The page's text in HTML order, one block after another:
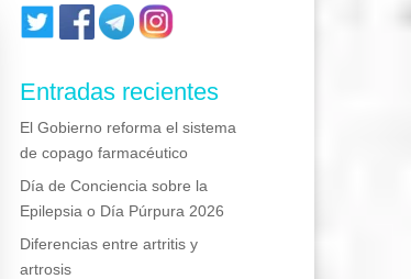
Entradas recientes
El Gobierno reforma el sistema
de copago farmacéutico
Día de Conciencia sobre la
Epilepsia o Día Púrpura 2026
Diferencias entre artritis y
artrosis